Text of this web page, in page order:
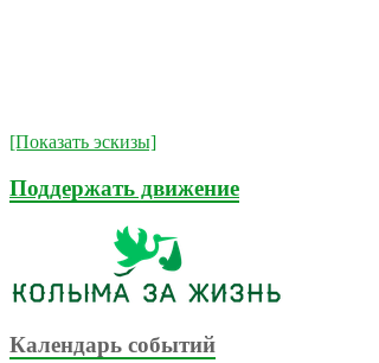
[Показать эскизы]
Поддержать движение
Календарь событий